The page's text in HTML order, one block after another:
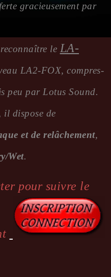
gracieusement par
le LA-
LA2-FOX, compres­
peu par Lotus Sound.
dispose de
et de relâ­che­ment,
Wet.
pour suivre le